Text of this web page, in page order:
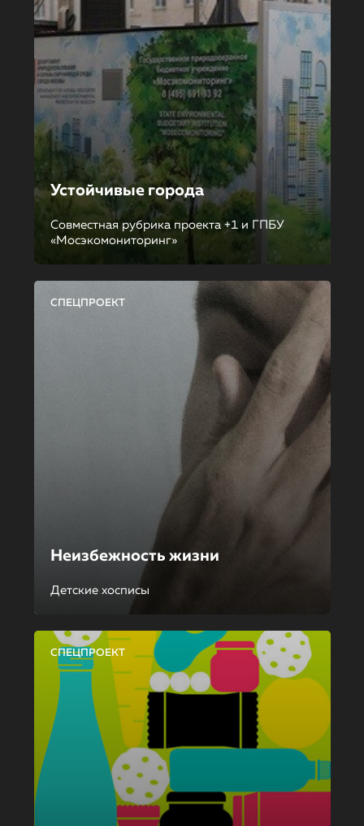
Устойчивые города
Совместная рубрика проекта +1 и ГПБУ
«Мосэкомониторинг»
СПЕЦПРОЕКТ
Неизбежность жизни
Детские хосписы
СПЕЦПРОЕКТ